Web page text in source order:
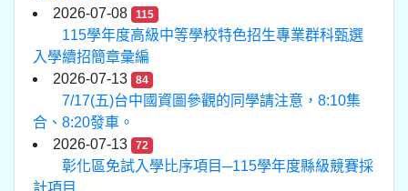
2026-07-08
115
115學年度高級中等學校特色招生專業群科甄選
入學續招簡章彙編
2026-07-13
84
7/17(五)台中國資圖參觀的同學請注意，8:10集
合、8:20發車。
2026-07-13
72
彰化區免試入學比序項目─115學年度縣級競賽採
計項目